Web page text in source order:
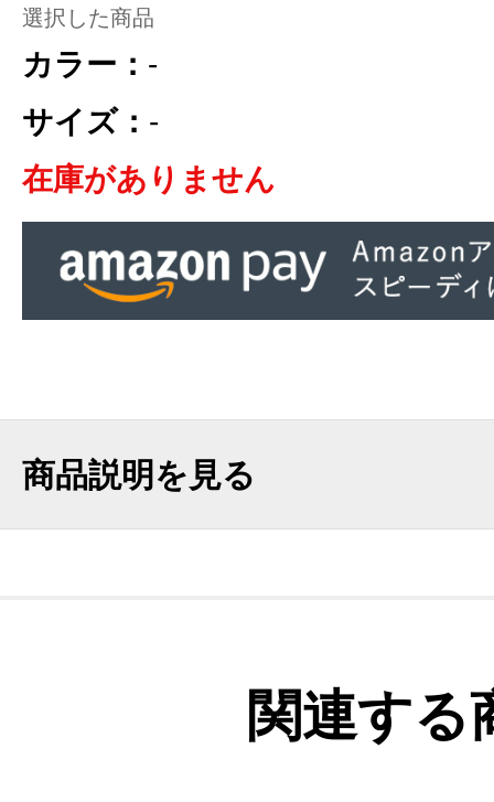
選択した商品
カラー： -
サイズ： -
在庫がありません
商品説明を見る
関連する